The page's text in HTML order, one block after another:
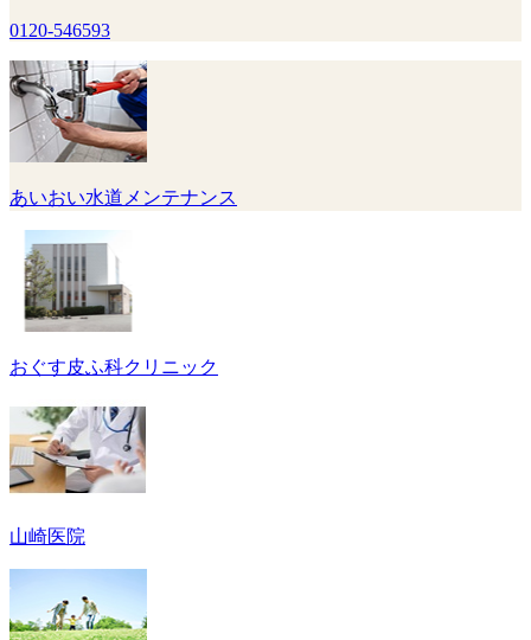
0120-546593
あいおい水道メンテナンス
おぐす皮ふ科クリニック
山崎医院